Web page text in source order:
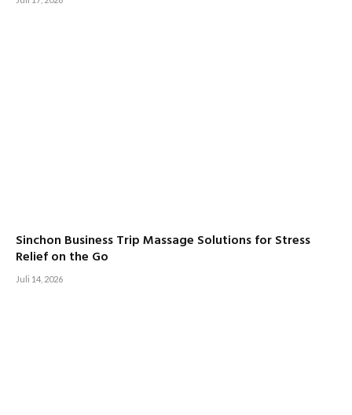
Sinchon Business Trip Massage Solutions for Stress
Relief on the Go
Juli 14, 2026